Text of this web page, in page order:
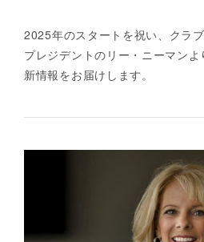
2025年のスタートを祝い、クラ
プレジデントのリー・ニーマン
新情報をお届けします。